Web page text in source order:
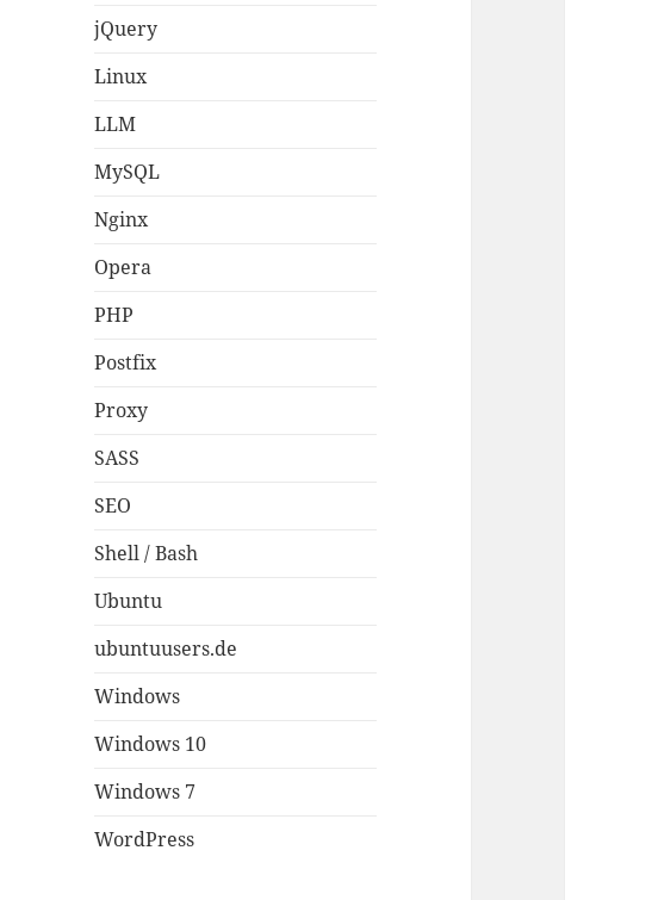
jQuery
Linux
LLM
MySQL
Nginx
Opera
PHP
Postfix
Proxy
SASS
SEO
Shell / Bash
Ubuntu
ubuntuusers.de
Windows
Windows 10
Windows 7
WordPress